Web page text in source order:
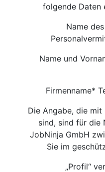
folgende Daten
Name
Name und
Firmenname*
Die Angabe, die
sind, sind für die
JobNinja GmbH
Sie im
„Profil“